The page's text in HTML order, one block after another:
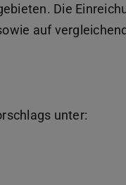
Die
auf
unter: